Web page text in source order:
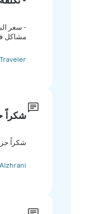
- سعر الباقة
مشاكل في
Traveler
شكراً
شكراً حزيلاً
Hassan Alzhrani